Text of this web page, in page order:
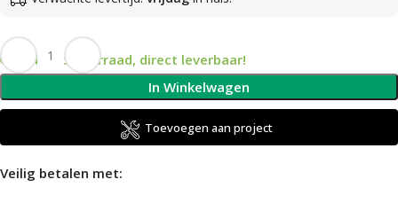
Op voorraad, direct leverbaar!
In Winkelwagen
Toevoegen aan project
Veilig betalen met: